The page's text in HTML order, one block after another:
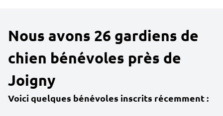
Nous avons 26 gardiens de
chien bénévoles près de
Joigny
Voici quelques bénévoles inscrits récemment :